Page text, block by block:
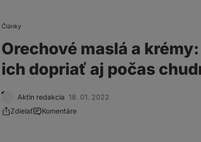
Články
Orechové maslá a
ich dopriať aj počas
Aktin redakcia 18. 01. 2022
Zdielať
Komentáre